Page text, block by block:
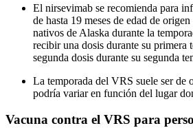
El nirsevimab se recomienda para
de hasta 19 meses de edad de
nativos de Alaska durante la
recibir una dosis durante su primera
segunda dosis durante su segunda
La temporada del VRS suele ser de
podría variar en función del lugar
Vacuna contra el VRS para